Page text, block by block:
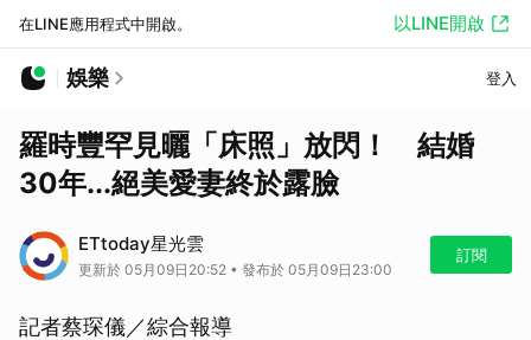
在LINE應用程式中開啟。 以LINE開啟
娛樂 登入
羅時豐罕見曬「床照」放閃！ 結婚
30年...絕美愛妻終於露臉
ETtoday星光雲
更新於 05月09日20:52 • 發布於 05月09日23:00
訂閱
記者蔡琛儀／綜合報導